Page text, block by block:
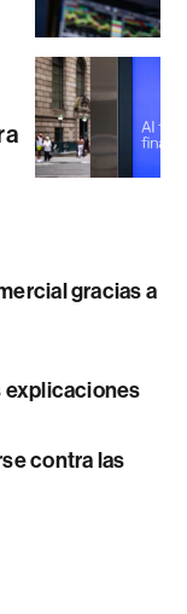
gracias a
explicaciones
contra las